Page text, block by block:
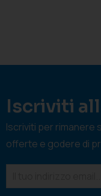
Iscriviti
Iscriviti per rimanere
offerte e godere di